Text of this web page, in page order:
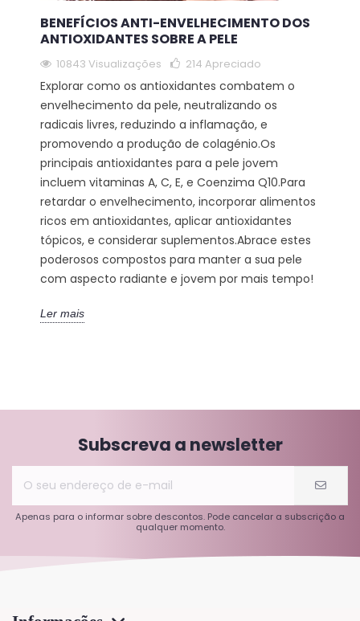
BENEFÍCIOS ANTI-ENVELHECIMENTO DOS
ANTIOXIDANTES SOBRE A PELE
10843 Visualizações 214 Apreciado
Explorar como os antioxidantes combatem o
envelhecimento da pele, neutralizando os
radicais livres, reduzindo a inflamação, e
promovendo a produção de colagénio.Os
principais antioxidantes para a pele jovem
incluem vitaminas A, C, E, e Coenzima Q10.Para
retardar o envelhecimento, incorporar alimentos
ricos em antioxidantes, aplicar antioxidantes
tópicos, e considerar suplementos.Abrace estes
poderosos compostos para manter a sua pele
com aspecto radiante e jovem por mais tempo!
Ler mais
Subscreva a newsletter
Apenas para o informar sobre descontos. Pode cancelar a subscrição a
qualquer momento.